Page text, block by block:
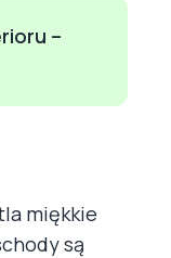
–
miękkie
są